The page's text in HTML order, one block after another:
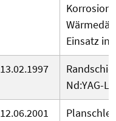
Einsatz in
13.02.1997
Nd:YAG-
12.06.2001